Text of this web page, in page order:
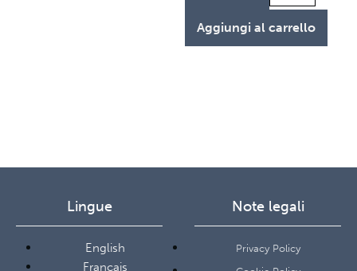
Aggiungi al carrello
Lingue
English
Français
Note legali
Privacy Policy